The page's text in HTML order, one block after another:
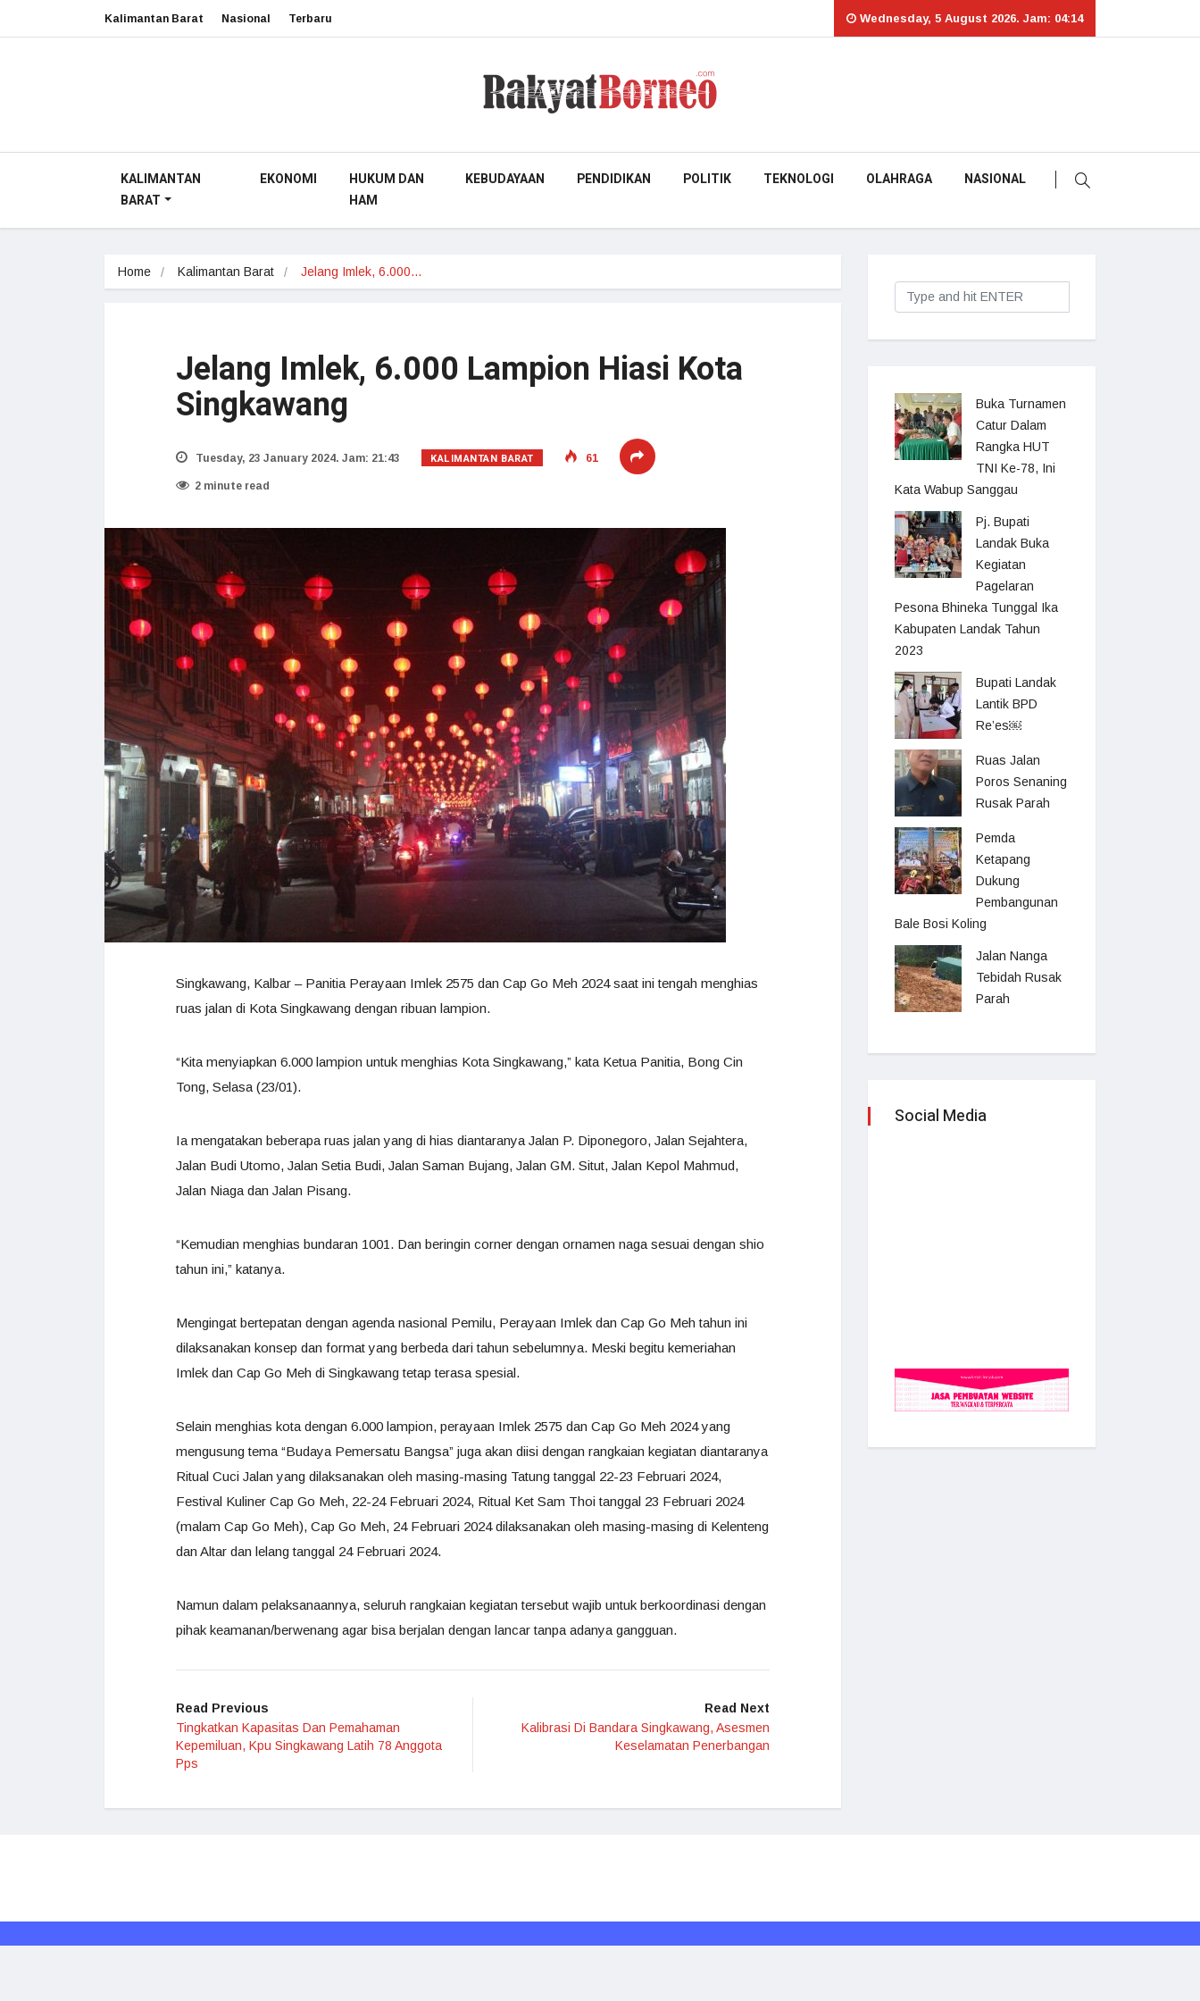
Kalimantan Barat Nasional Terbaru Wednesday, 5 August 2026. Jam: 04:14
KALIMANTAN
BARAT
EKONOMI
HUKUM DAN
HAM
KEBUDAYAAN PENDIDIKAN POLITIK TEKNOLOGI OLAHRAGA NASIONAL
Home Kalimantan Barat Jelang Imlek, 6.000…
Jelang Imlek, 6.000 Lampion Hiasi Kota
Singkawang
Tuesday, 23 January 2024. Jam: 21:43 KALIMANTAN BARAT 61
2 minute read
Singkawang, Kalbar – Panitia Perayaan Imlek 2575 dan Cap Go Meh 2024 saat ini tengah menghias
ruas jalan di Kota Singkawang dengan ribuan lampion.
“Kita menyiapkan 6.000 lampion untuk menghias Kota Singkawang,” kata Ketua Panitia, Bong Cin
Tong, Selasa (23/01).
Ia mengatakan beberapa ruas jalan yang di hias diantaranya Jalan P. Diponegoro, Jalan Sejahtera,
Jalan Budi Utomo, Jalan Setia Budi, Jalan Saman Bujang, Jalan GM. Situt, Jalan Kepol Mahmud,
Jalan Niaga dan Jalan Pisang.
“Kemudian menghias bundaran 1001. Dan beringin corner dengan ornamen naga sesuai dengan shio
tahun ini,” katanya.
Mengingat bertepatan dengan agenda nasional Pemilu, Perayaan Imlek dan Cap Go Meh tahun ini
dilaksanakan konsep dan format yang berbeda dari tahun sebelumnya. Meski begitu kemeriahan
Imlek dan Cap Go Meh di Singkawang tetap terasa spesial.
Selain menghias kota dengan 6.000 lampion, perayaan Imlek 2575 dan Cap Go Meh 2024 yang
mengusung tema “Budaya Pemersatu Bangsa” juga akan diisi dengan rangkaian kegiatan diantaranya
Ritual Cuci Jalan yang dilaksanakan oleh masing-masing Tatung tanggal 22-23 Februari 2024,
Festival Kuliner Cap Go Meh, 22-24 Februari 2024, Ritual Ket Sam Thoi tanggal 23 Februari 2024
(malam Cap Go Meh), Cap Go Meh, 24 Februari 2024 dilaksanakan oleh masing-masing di Kelenteng
dan Altar dan lelang tanggal 24 Februari 2024.
Namun dalam pelaksanaannya, seluruh rangkaian kegiatan tersebut wajib untuk berkoordinasi dengan
pihak keamanan/berwenang agar bisa berjalan dengan lancar tanpa adanya gangguan.
Read Previous
Tingkatkan Kapasitas Dan Pemahaman
Kepemiluan, Kpu Singkawang Latih 78 Anggota
Pps
Read Next
Kalibrasi Di Bandara Singkawang, Asesmen
Keselamatan Penerbangan
Buka Turnamen
Catur Dalam
Rangka HUT
TNI Ke-78, Ini
Kata Wabup Sanggau
Pj. Bupati
Landak Buka
Kegiatan
Pagelaran
Pesona Bhineka Tunggal Ika
Kabupaten Landak Tahun
2023
Bupati Landak
Lantik BPD
Re’es￼
Ruas Jalan
Poros Senaning
Rusak Parah
Pemda
Ketapang
Dukung
Pembangunan
Bale Bosi Koling
Jalan Nanga
Tebidah Rusak
Parah
Social Media